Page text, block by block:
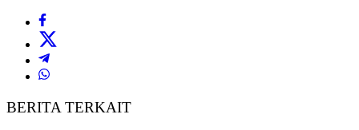
BERITA TERKAIT